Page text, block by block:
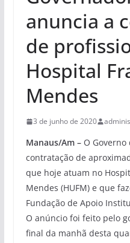
anuncia a
de
Hospital
Mendes
3 de junho de 2020
Manaus/Am –O Governo
contratação de
que hoje atuam no
Mendes (HUFM) e que
Fundação de Apoio
O anúncio foi feito pelo
final da manhã desta